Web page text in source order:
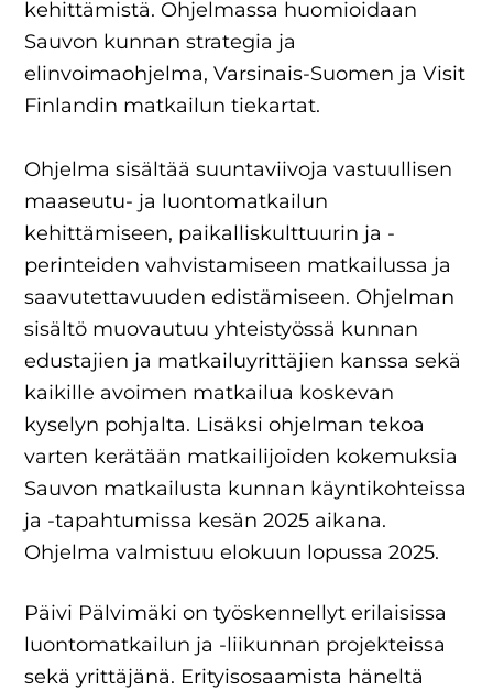
kehittämistä. Ohjelmassa huomioidaan
Sauvon kunnan strategia ja
elinvoimaohjelma, Varsinais-Suomen ja Visit
Finlandin matkailun tiekartat.
Ohjelma sisältää suuntaviivoja vastuullisen
maaseutu- ja luontomatkailun
kehittämiseen, paikalliskulttuurin ja -
perinteiden vahvistamiseen matkailussa ja
saavutettavuuden edistämiseen. Ohjelman
sisältö muovautuu yhteistyössä kunnan
edustajien ja matkailuyrittäjien kanssa sekä
kaikille avoimen matkailua koskevan
kyselyn pohjalta. Lisäksi ohjelman tekoa
varten kerätään matkailijoiden kokemuksia
Sauvon matkailusta kunnan käyntikohteissa
ja -tapahtumissa kesän 2025 aikana.
Ohjelma valmistuu elokuun lopussa 2025.
Päivi Pälvimäki on työskennellyt erilaisissa
luontomatkailun ja -liikunnan projekteissa
sekä yrittäjänä. Erityisosaamista häneltä